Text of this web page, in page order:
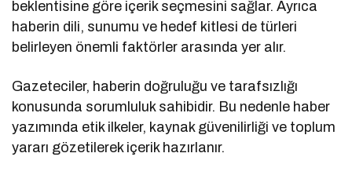
beklentisine göre içerik seçmesini sağlar. Ayrıca
haberin dili, sunumu ve hedef kitlesi de türleri
belirleyen önemli faktörler arasında yer alır.
Gazeteciler, haberin doğruluğu ve tarafsızlığı
konusunda sorumluluk sahibidir. Bu nedenle haber
yazımında etik ilkeler, kaynak güvenilirliği ve toplum
yararı gözetilerek içerik hazırlanır.